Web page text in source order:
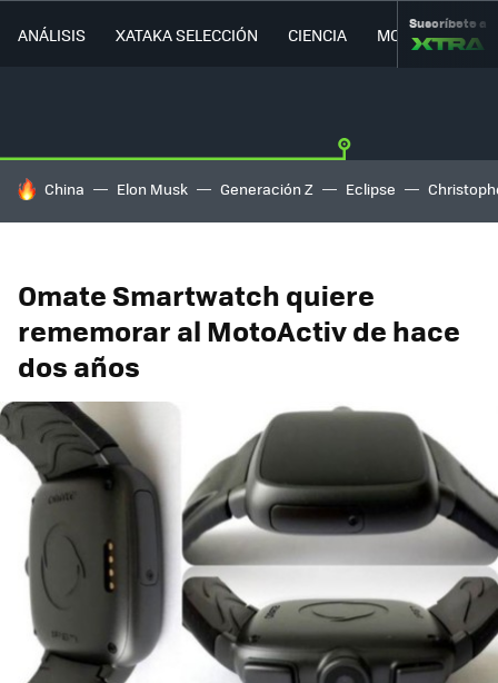
ANÁLISIS XATAKA SELECCIÓN CIENCIA MOVILIDAD
Suscríbete a
HOY SE HABLA DE
China Elon Musk Generación Z Eclipse
Omate Smartwatch quiere
rememorar al MotoActiv de hace
dos años